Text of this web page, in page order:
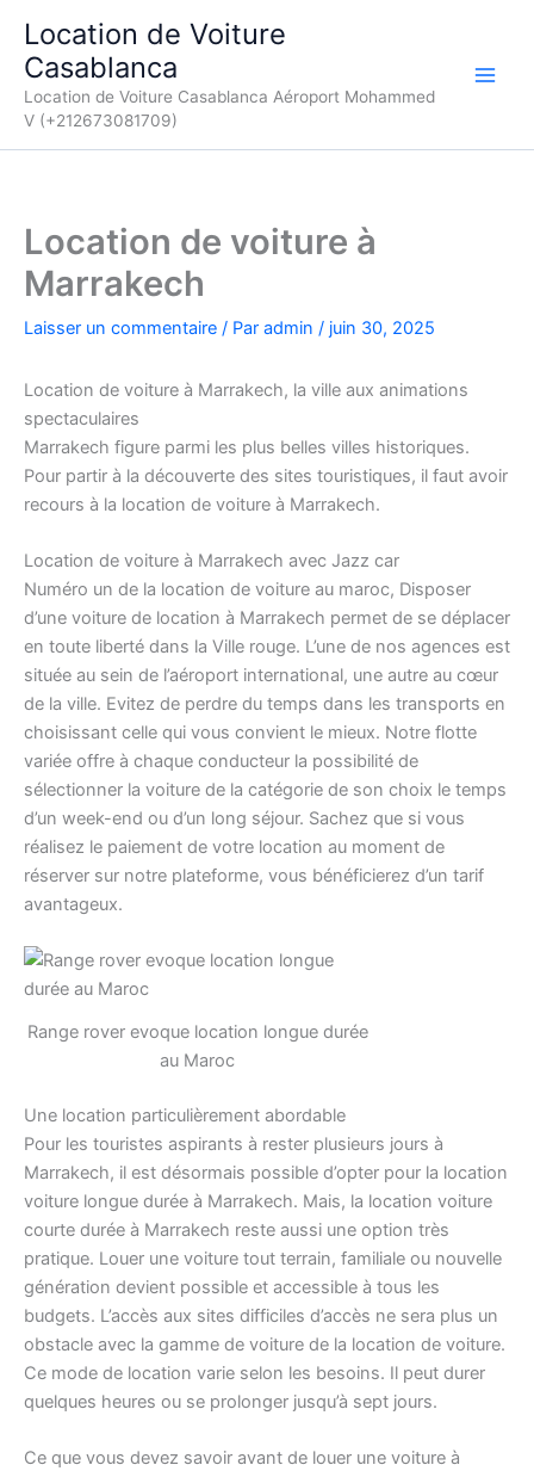
contenu
Location de Voiture
Casablanca
Location de Voiture Casablanca Aéroport Mohammed
V (+212673081709)
Location de voiture à
Marrakech
Laisser un commentaire / Par admin / juin 30, 2025
Location de voiture à Marrakech, la ville aux animations
spectaculaires
Marrakech figure parmi les plus belles villes historiques.
Pour partir à la découverte des sites touristiques, il faut avoir
recours à la location de voiture à Marrakech.
Location de voiture à Marrakech avec Jazz car
Numéro un de la location de voiture au maroc, Disposer
d’une voiture de location à Marrakech permet de se déplacer
en toute liberté dans la Ville rouge. L’une de nos agences est
située au sein de l’aéroport international, une autre au cœur
de la ville. Evitez de perdre du temps dans les transports en
choisissant celle qui vous convient le mieux. Notre flotte
variée offre à chaque conducteur la possibilité de
sélectionner la voiture de la catégorie de son choix le temps
d’un week-end ou d’un long séjour. Sachez que si vous
réalisez le paiement de votre location au moment de
réserver sur notre plateforme, vous bénéficierez d’un tarif
avantageux.
Range rover evoque location longue durée
au Maroc
Une location particulièrement abordable
Pour les touristes aspirants à rester plusieurs jours à
Marrakech, il est désormais possible d’opter pour la location
voiture longue durée à Marrakech. Mais, la location voiture
courte durée à Marrakech reste aussi une option très
pratique. Louer une voiture tout terrain, familiale ou nouvelle
génération devient possible et accessible à tous les
budgets. L’accès aux sites difficiles d’accès ne sera plus un
obstacle avec la gamme de voiture de la location de voiture.
Ce mode de location varie selon les besoins. Il peut durer
quelques heures ou se prolonger jusqu’à sept jours.
Ce que vous devez savoir avant de louer une voiture à